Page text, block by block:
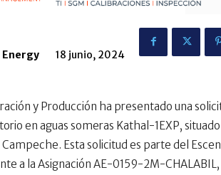
Energy 18 junio, 2024
y Producción ha presentado una
en aguas someras Kathal-1EXP,
Esta solicitud es parte del
a la Asignación AE-0159-2M-